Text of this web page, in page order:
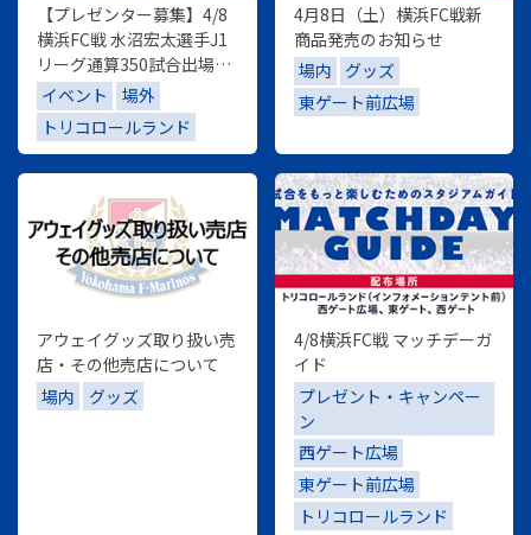
【プレゼンター募集】4/8
横浜FC戦 水沼宏太選手J1
リーグ通算350試合出場記
念セレモニー
イベント
場外
トリコロールランド
4月8日（土）横浜FC戦新
商品発売のお知らせ
場内
グッズ
東ゲート前広場
アウェイグッズ取り扱い売
店・その他売店について
場内
グッズ
4/8横浜FC戦 マッチデーガ
イド
プレゼント・キャンペー
ン
西ゲート広場
東ゲート前広場
トリコロールランド